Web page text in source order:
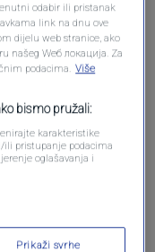
odabir ili pristanak
link na dnu ove
dijelu web stranice, ako
našeg Wеб локација. Za
podacima. Više
bismo pružali:
karakteristike
ili pristupanje podacima
oglašavanja i
Prikaži svrhe